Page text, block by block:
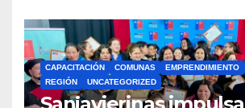
CAPACITACIÓN COMUNAS EMPRENDIMIENTO
REGIÓN
UNCATEGORIZED